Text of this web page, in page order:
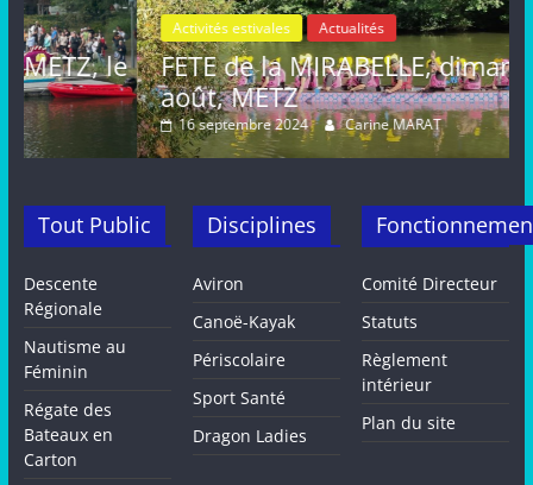
Activités estivales Actualités
FETE de la MIRABELLE, dimanche 25
août, METZ
16 septembre 2024 Carine MARAT
Tout Public
Descente
Régionale
Nautisme au
Féminin
Régate des
Bateaux en
Carton
Disciplines
Aviron
Canoë-Kayak
Périscolaire
Sport Santé
Dragon Ladies
Comité Directeur
Statuts
Règlement
intérieur
Plan du site